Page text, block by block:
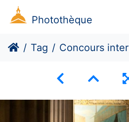
Photothèque
Tag Concours international d’éloquence : finale sous la coupole des grands hommes